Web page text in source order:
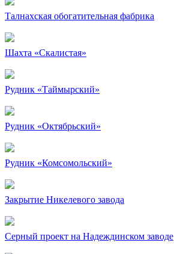
Талнахская обогатительная фабрика
Шахта «Скалистая»
Рудник «Таймырский»
Рудник «Октябрьский»
Рудник «Комсомольский»
Закрытие Никелевого завода
Серный проект на Надеждинском заводе